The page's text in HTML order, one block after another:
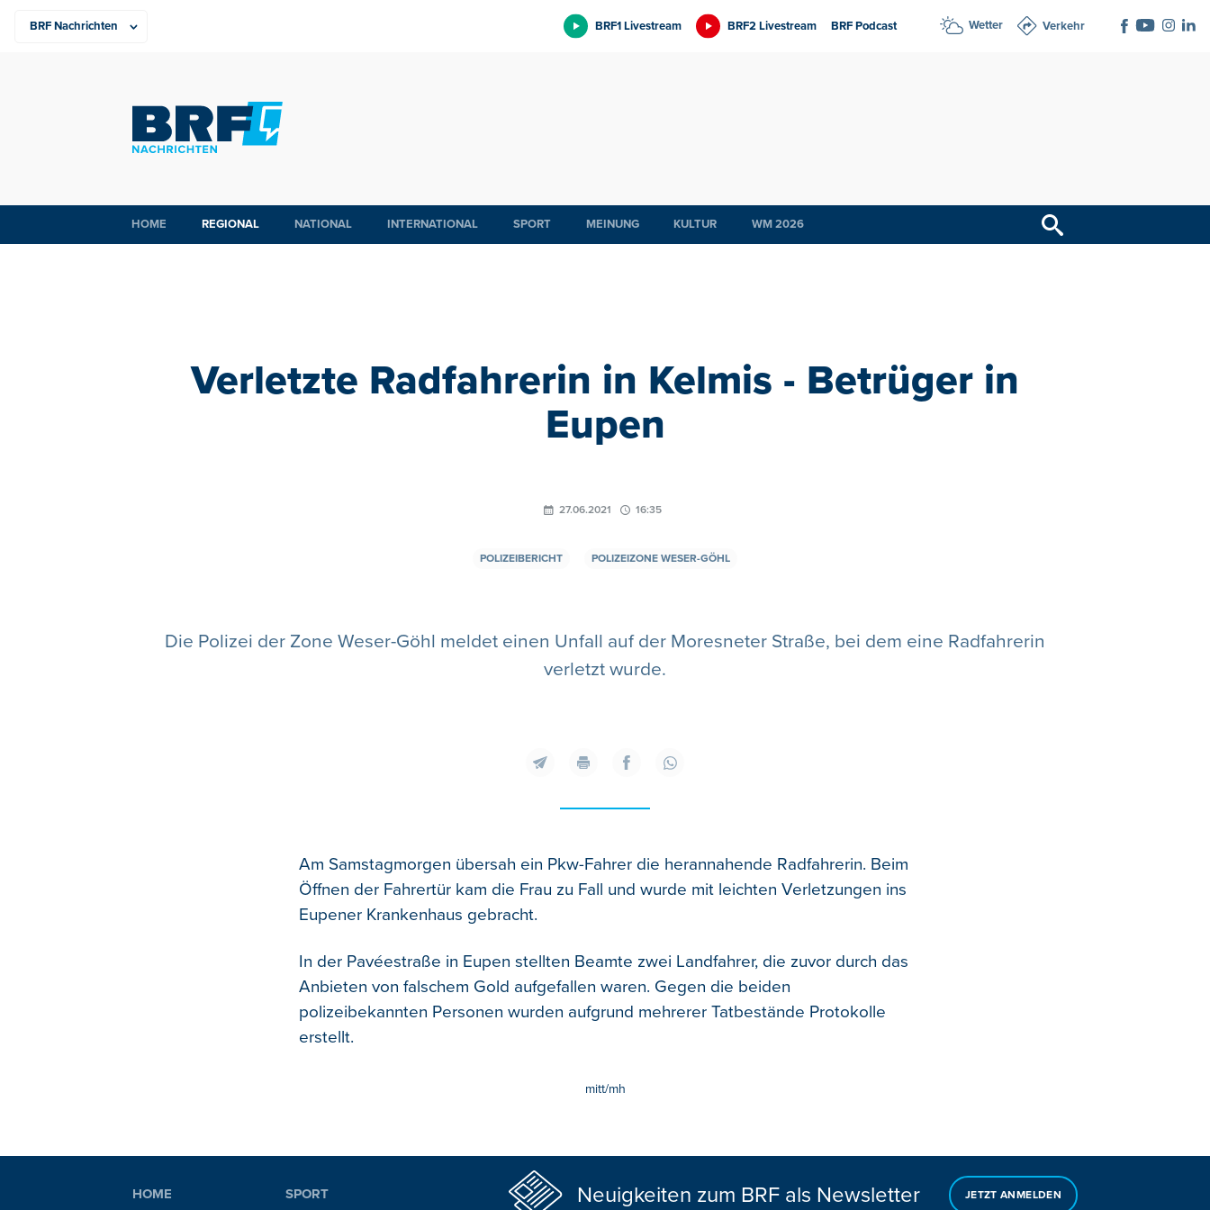
BRF1 Livestream BRF2 Livestream BRF Podcast Wetter Verkehr
HOME REGIONAL NATIONAL INTERNATIONAL SPORT MEINUNG KULTUR WM 2026
Verletzte Radfahrerin in Kelmis - Betrüger in
Eupen
27.06.2021 16:35
POLIZEIBERICHT POLIZEIZONE WESER-GÖHL
Die Polizei der Zone Weser-Göhl meldet einen Unfall auf der Moresneter Straße, bei dem eine Radfahrerin
verletzt wurde.
Am Samstagmorgen übersah ein Pkw-Fahrer die herannahende Radfahrerin. Beim
Öffnen der Fahrertür kam die Frau zu Fall und wurde mit leichten Verletzungen ins
Eupener Krankenhaus gebracht.
In der Pavéestraße in Eupen stellten Beamte zwei Landfahrer, die zuvor durch das
Anbieten von falschem Gold aufgefallen waren. Gegen die beiden
polizeibekannten Personen wurden aufgrund mehrerer Tatbestände Protokolle
erstellt.
mitt/mh
HOME
SPORT
Neuigkeiten zum BRF als Newsletter JETZT ANMELDEN